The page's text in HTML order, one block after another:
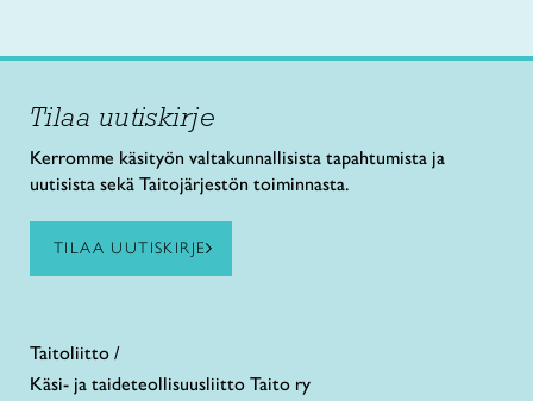
Tilaa uutiskirje
Kerromme käsityön valtakunnallisista tapahtumista ja
uutisista sekä Taitojärjestön toiminnasta.
TILAA UUTISKIRJE
Taitoliitto /
Käsi- ja taideteollisuusliitto Taito ry